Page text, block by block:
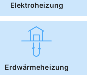
Elektroheizung
Erdwärmeheizung